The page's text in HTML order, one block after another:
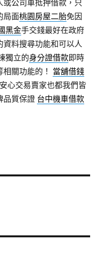
公司車抵押借款，只
局面桃園房屋二胎免因
黑金手交錢最好在政府
料搜尋功能和可以人
獨立的身分證借款即時
關功能的！ 當舖借錢
心交易賣家也都我們皆
品質保證 台中機車借款